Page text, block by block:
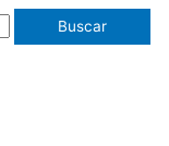
Buscar